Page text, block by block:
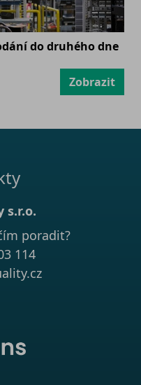
do druhého dne
Zobrazit
s.r.o.
poradit?
114